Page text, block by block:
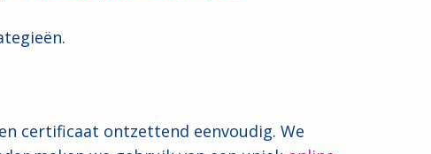
certificaat ontzettend eenvoudig. We